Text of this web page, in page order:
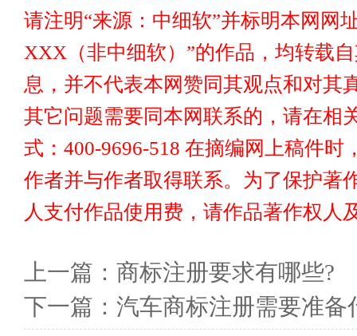
请注明“来源：中细软”并标明本网网
XXX（非中细软）”的作品，均转载
息，并不代表本网赞同其观点和对其
其它问题需要同本网联系的，请在相
式：400-9696-518 在摘编网上稿件
作者并与作者取得联系。为了保护著
人支付作品使用费，请作品著作权人
上一篇： 商标注册要求有哪些?
下一篇： 汽车商标注册需要准备